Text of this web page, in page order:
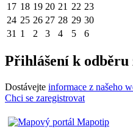
17 18 19 20 21 22 23
24 25 26 27 28 29 30
31 1 2 3 4 5 6
Přihlášení k odběru
Dostávejte informace z našeho
Chci se zaregistrovat